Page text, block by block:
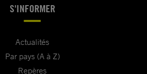
S'INFORMER
Actualités
Par pays (A à Z)
Repères